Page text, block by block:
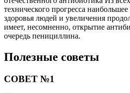
технического прогресса
здоровья людей и увеличения
имеет, несомненно, открытие
очередь пенициллина.
Полезные советы
СОВЕТ №1